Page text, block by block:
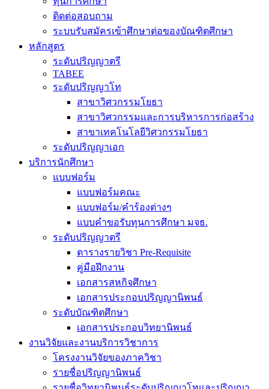
ติดต่อสอบถาม
ระบบรับสมัครเข้าศึกษาต่อของบัณฑิตศึกษา
หลักสูตร
ระดับปริญญาตรี
TABEE
ระดับปริญญาโท
สาขาวิศวกรรมโยธา
สาขาวิศวกรรมและการบริหารการก่อสร้าง
สาขาเทคโนโลยีวิศวกรรมโยธา
ระดับปริญญาเอก
บริการนักศึกษา
แบบฟอร์ม
แบบฟอร์มคณะ
แบบฟอร์ม/คำร้องต่างๆ
แบบคำขอรับทุนการศึกษา มจธ.
ระดับปริญญาตรี
ตารางรายวิชา Pre-Requisite
คู่มือฝึกงาน
เอกสารสหกิจศึกษา
เอกสารประกอบปริญญานิพนธ์
ระดับบัณฑิตศึกษา
เอกสารประกอบวิทยานิพนธ์
งานวิจัยและงานบริการวิชาการ
โครงงานวิจัยของภาควิชา
รายชื่อปริญญานิพนธ์